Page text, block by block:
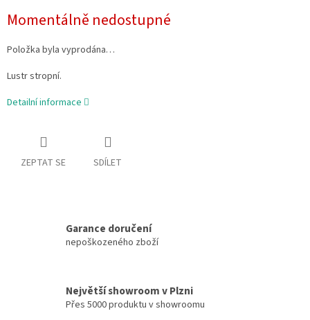
cena:
Momentálně nedostupné
Položka byla vyprodána…
Lustr stropní.
Detailní informace
ZEPTAT SE SDÍLET
Garance doručení
nepoškozeného zboží
Největší showroom v Plzni
Přes 5000 produktu v showroomu